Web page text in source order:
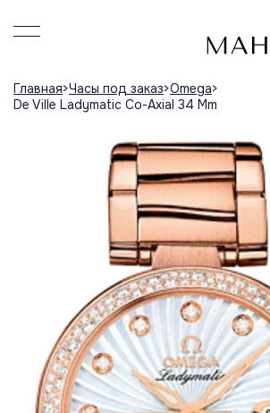
Главная Часы под заказ Omega
De Ville Ladymatic Co-Axial 34 Mm